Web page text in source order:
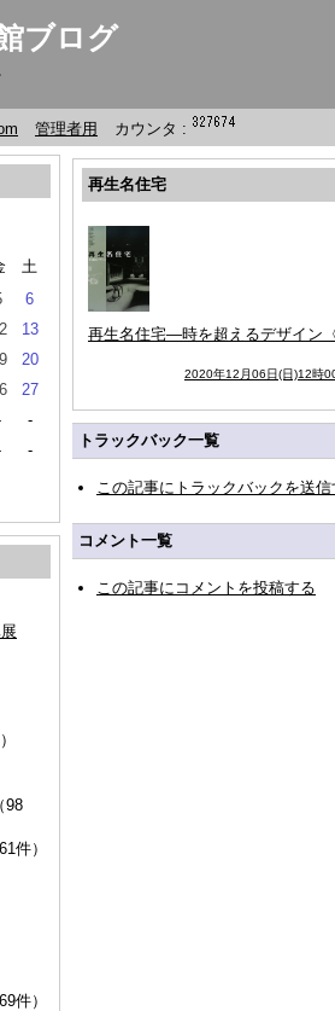
ブログ
管理者用 カウンタ :
土
6
13
20
27
-
-
98
件）
件）
再生名住宅
再生名住宅―時を超えるデザイン
2020年12月06日(日)12時
トラックバック一覧
この記事にトラックバックを送信
コメント一覧
この記事にコメントを投稿する